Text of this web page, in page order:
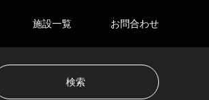
施設一覧 お問合わせ